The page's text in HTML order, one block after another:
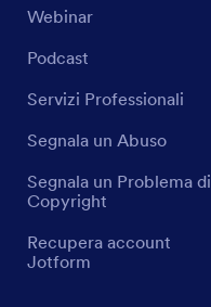
Webinar
Podcast
Servizi Professionali
Segnala un Abuso
Segnala un Problema di
Copyright
Recupera account
Jotform